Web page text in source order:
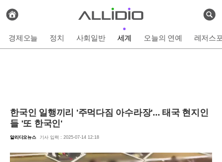
검
전
체
사
보
기
경제오늘 정치 사회일반 세계 오늘의 연예 레저스
한국인 일행끼리 '주먹다짐 아수라장'... 태국 현지인
들 '또 한국인'
알리디오뉴스 기사 입력 : 2025-07-14 12:18